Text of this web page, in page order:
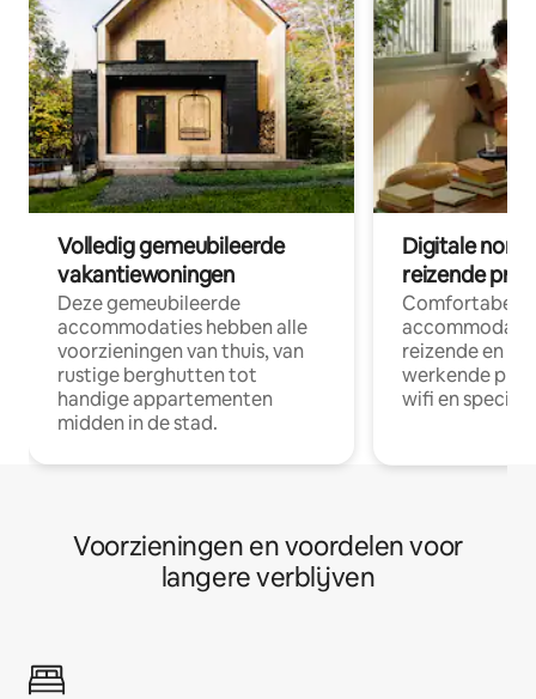
Volledig gemeubileerde
vakantiewoningen
Deze gemeubileerde
accommodaties hebben alle
voorzieningen van thuis, van
rustige berghutten tot
handige appartementen
midden in de stad.
Digitale
reizende
Comfortabele
reizende en
werkende
wifi en
Voorzieningen en voordelen voor
langere verblijven